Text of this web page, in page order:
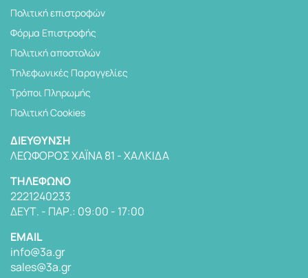
Πολιτική επιστροφών
Φόρμα Επιστροφής
Πολιτική αποστολών
Tηλεφωνικές Παραγγελίες
Τρόποι Πληρωμής
Πολιτική Cookies
ΔΙΕΎΘΥΝΣΗ
ΛΕΩΦΌΡΟΣ ΧΑΪΝΆ 81 - ΧΑΛΚΊΔΑ
TΗΛΈΦΩΝΟ
2221240233
ΔΕΥΤ. - ΠΑΡ.: 09:00 - 17:00
EMAIL
info@3a.gr
sales@3a.gr